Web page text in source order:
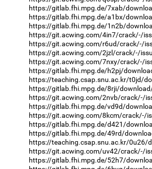
https://gitlab.fhi.mpg.de/7xab/
https://gitlab.fhi.mpg.de/a1bx/
https://gitlab.fhi.mpg.de/1n2b/
https://git.acwing.com/4in7/crack/-/
https://git.acwing.com/r6ud/crack/-/
https://git.acwing.com/2jzl/crack/-/
https://git.acwing.com/7nxy/crack/-/
https://gitlab.fhi.mpg.de/h2pj/
https://teaching.csap.snu.ac.kr/t0jd/
https://gitlab.fhi.mpg.de/8rji/
https://git.acwing.com/2nvb/crack/-/
https://gitlab.fhi.mpg.de/vd9d/
https://git.acwing.com/8kcm/crack/-/
https://gitlab.fhi.mpg.de/d421/
https://gitlab.fhi.mpg.de/49rd/
https://teaching.csap.snu.ac.kr/0u26/
https://git.acwing.com/uv42/crack/-/
https://gitlab.fhi.mpg.de/52h7/